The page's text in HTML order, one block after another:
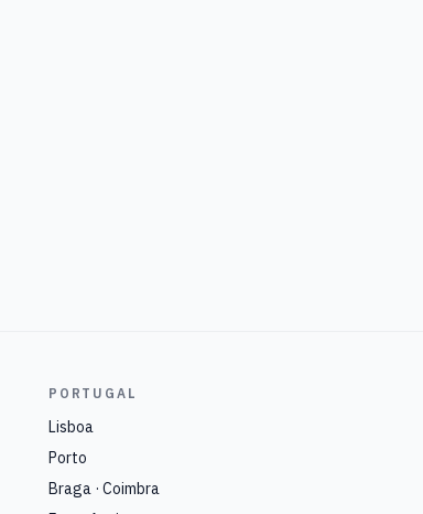
PORTUGAL
Lisboa
Porto
Braga · Coimbra